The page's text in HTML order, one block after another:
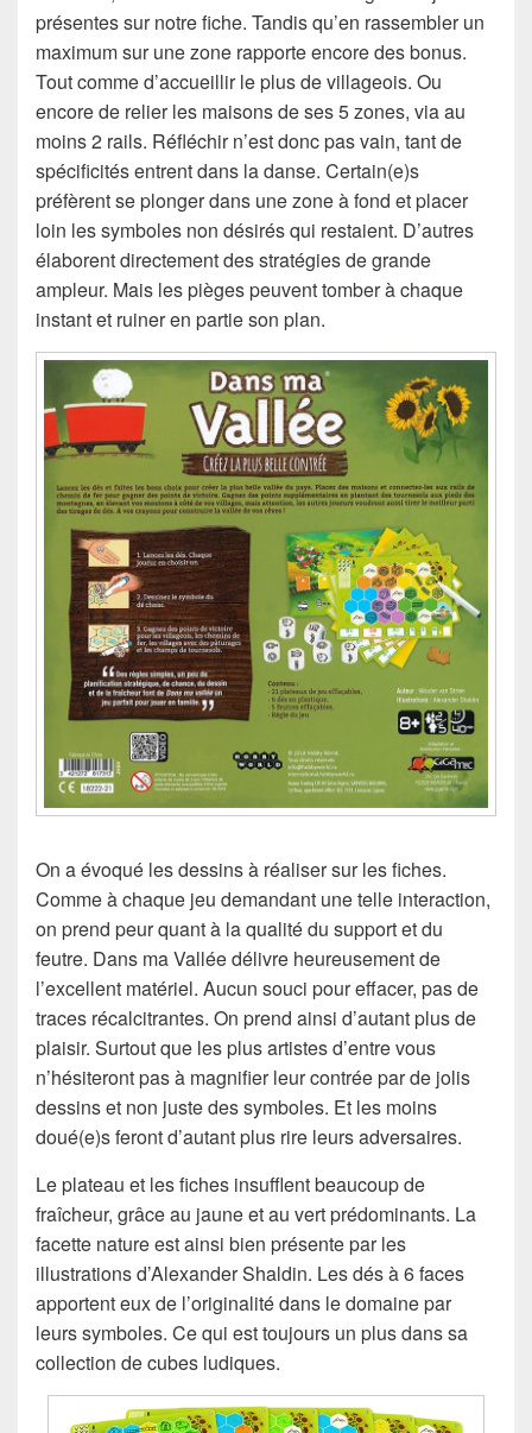
présentes sur notre fiche. Tandis qu’en rassembler un
maximum sur une zone rapporte encore des bonus.
Tout comme d’accueillir le plus de villageois. Ou
encore de relier les maisons de ses 5 zones, via au
moins 2 rails. Réfléchir n’est donc pas vain, tant de
spécificités entrent dans la danse. Certain(e)s
préfèrent se plonger dans une zone à fond et placer
loin les symboles non désirés qui restaient. D’autres
élaborent directement des stratégies de grande
ampleur. Mais les pièges peuvent tomber à chaque
instant et ruiner en partie son plan.
On a évoqué les dessins à réaliser sur les fiches.
Comme à chaque jeu demandant une telle interaction,
on prend peur quant à la qualité du support et du
feutre. Dans ma Vallée délivre heureusement de
l’excellent matériel. Aucun souci pour effacer, pas de
traces récalcitrantes. On prend ainsi d’autant plus de
plaisir. Surtout que les plus artistes d’entre vous
n’hésiteront pas à magnifier leur contrée par de jolis
dessins et non juste des symboles. Et les moins
doué(e)s feront d’autant plus rire leurs adversaires.
Le plateau et les fiches insufflent beaucoup de
fraîcheur, grâce au jaune et au vert prédominants. La
facette nature est ainsi bien présente par les
illustrations d’Alexander Shaldin. Les dés à 6 faces
apportent eux de l’originalité dans le domaine par
leurs symboles. Ce qui est toujours un plus dans sa
collection de cubes ludiques.